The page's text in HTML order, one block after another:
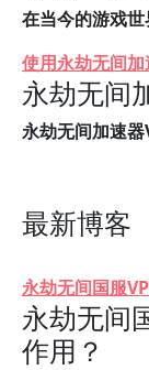
在当今的游戏
使用永劫无间
永劫无间
永劫无间加速
最新博客
永劫无间国服
永劫无间
作用？